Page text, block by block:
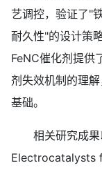
艺调控，验证了"
耐久性"的设计策
FeNC催化剂提供
剂失效机制的理
基础。
相关研究成果
Electrocatalysts